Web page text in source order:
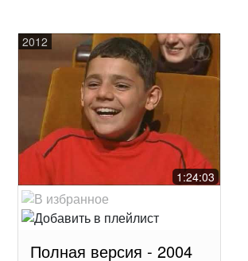
2012
1:24:03
Полная версия - 2004